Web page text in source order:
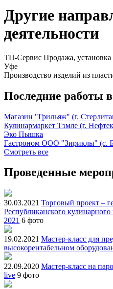
Другие
деятельности
ТП-Сервис Продажа, установка
Уфе
Производство изделий из
Последние работы
Магазин "Грильяж" (г.
Кулинармаркет Тэмле (г.
Эко Пышка
Гастроном ООО "Зириклы" (с.
Смотреть все
Проведенные
30.03.2021 Торговый проект –
Республиканского
2021 6 фото
19.02.2021 Мастер-класс для
высокорентабельном
22.09.2020 Мастер-класс на
live 9 фото